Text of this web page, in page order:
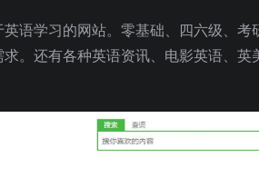
语学习的网站。零基础、四六级、
。还有各种英语资讯、电影英语、